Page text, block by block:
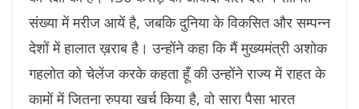
संख्या में मरीज आयें है, जबकि दुनिया के विकसित और सम्पन्न
देशों में हालात ख़राब है। उन्होंने कहा कि मैं मुख्यमंत्री अशोक
गहलोत को चेलेंज करके कहता हूँ की उन्होंने राज्य में राहत के
कामों में जितना रुपया खर्च किया है, वो सारा पैसा भारत